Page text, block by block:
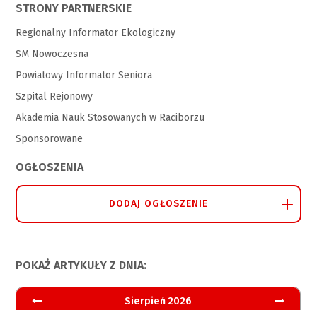
STRONY PARTNERSKIE
Regionalny Informator Ekologiczny
SM Nowoczesna
Powiatowy Informator Seniora
Szpital Rejonowy
Akademia Nauk Stosowanych w Raciborzu
Sponsorowane
OGŁOSZENIA
DODAJ OGŁOSZENIE
POKAŻ ARTYKUŁY Z DNIA:
Sierpień 2026